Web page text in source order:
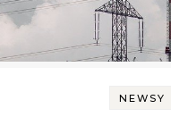
NEWSY